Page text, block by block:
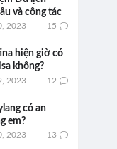
và công tác
2023 15
hiện giờ có
không?
2023 12
có an
em?
2023 13